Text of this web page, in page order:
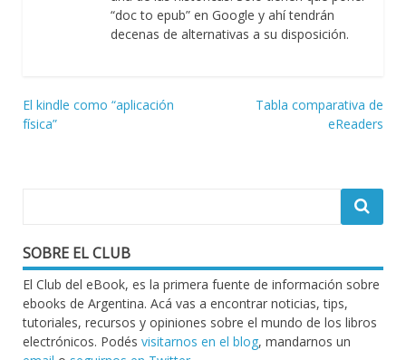
“doc to epub” en Google y ahí tendrán
decenas de alternativas a su disposición.
Navegación
de
El kindle como “aplicación
física”
Tabla comparativa de
eReaders
SOBRE EL CLUB
El Club del eBook, es la primera fuente de información sobre
ebooks de Argentina. Acá vas a encontrar noticias, tips,
tutoriales, recursos y opiniones sobre el mundo de los libros
electrónicos. Podés visitarnos en el blog, mandarnos un